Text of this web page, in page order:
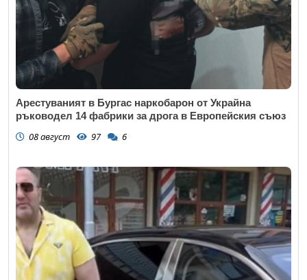
Арестуваният в Бургас наркобарон от Украйна
ръководел 14 фабрики за дрога в Европейския съюз
08 август 97 6